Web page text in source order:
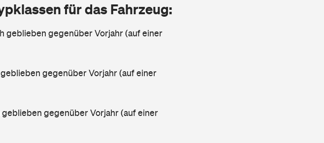
für das Fahrzeug:
geblieben gegenüber Vorjahr (auf einer
gegenüber Vorjahr (auf einer
gegenüber Vorjahr (auf einer